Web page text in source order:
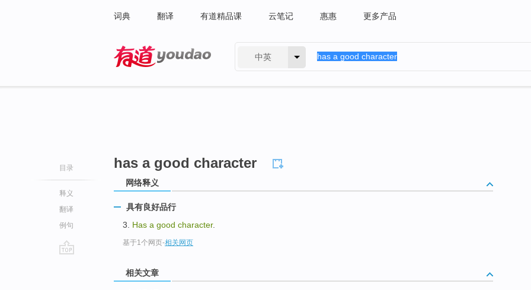
词典 翻译 有道精品课 云笔记 惠惠 更多产品
中英
目录
释义
翻译
例句
has a good character
网络释义
具有良好品行
3. Has a good character.
基于1个网页-相关网页
相关文章